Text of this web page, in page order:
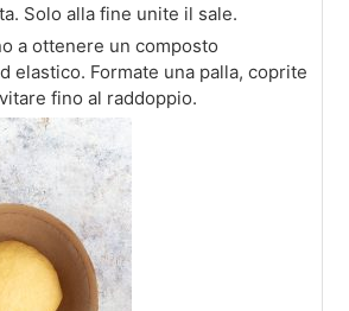
Solo alla fine unite il sale.
a ottenere un composto
elastico. Formate una palla, coprite
fino al raddoppio.